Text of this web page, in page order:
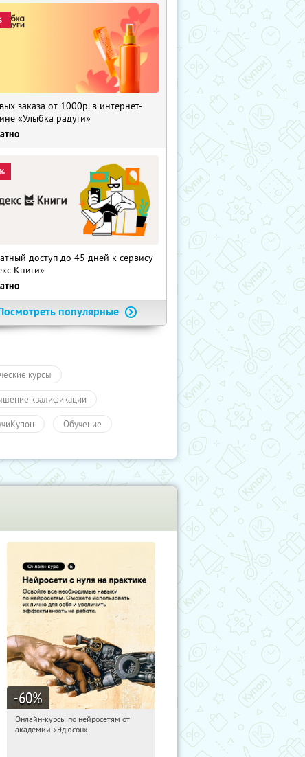
заказа от 1000р. в интернет-
«Улыбка радуги»
доступ до 45 дней к сервису
Книги»
популярные
курсы
квалификации
Обучение
-60%
09:14:10 Получили:
Онлайн-курсы по нейросетям от
академии «Эдюсон»